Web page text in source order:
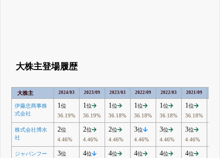
大株主登場履歴
大株主 2024/03 2023/09 2023/03 2022/09 2022/03 2021/09
伊藤忠商事株
式会社
1位
36.19%
1位
36.19%
1位
36.18%
1位
36.18%
1位
36.18%
1位
36.18%
株式会社博水
社
2位
4.46%
2位
4.46%
2位
4.46%
3位
4.46%
3位
4.46%
3位
4.46%
ジャパンフー
3位
4位
4位
4位
4位
4位